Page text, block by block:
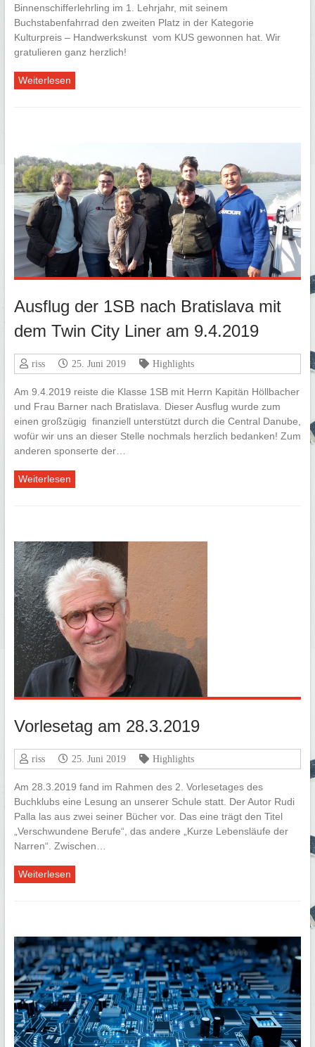
Binnenschifferlehrling im 1. Lehrjahr, mit seinem
Buchstabenfahrrad den zweiten Platz in der Kategorie
Kulturpreis – Handwerkskunst vom KUS gewonnen hat. Wir
gratulieren ganz herzlich!
Weiterlesen
Ausflug der 1SB nach Bratislava mit
dem Twin City Liner am 9.4.2019
riss 25. Juni 2019 Highlights
Am 9.4.2019 reiste die Klasse 1SB mit Herrn Kapitän Höllbacher
und Frau Barner nach Bratislava. Dieser Ausflug wurde zum
einen großzügig finanziell unterstützt durch die Central Danube,
wofür wir uns an dieser Stelle nochmals herzlich bedanken! Zum
anderen sponserte der…
Weiterlesen
Vorlesetag am 28.3.2019
riss 25. Juni 2019 Highlights
Am 28.3.2019 fand im Rahmen des 2. Vorlesetages des
Buchklubs eine Lesung an unserer Schule statt. Der Autor Rudi
Palla las aus zwei seiner Bücher vor. Das eine trägt den Titel
„Verschwundene Berufe“, das andere „Kurze Lebensläufe der
Narren“. Zwischen…
Weiterlesen